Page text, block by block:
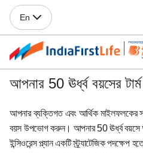
En
আপনার 50 ঊর্ধ্ব বয়সের টার্ম
আপনার ব্যক্তিগত এবং আর্থিক মাইলফলকের
বয়স উপভোগ করুন। আপনার 50 ঊর্ধ্ব বয়সে
ইন্সিওরেন্স প্ল্যান একটি স্ট্র্যাটেজিক